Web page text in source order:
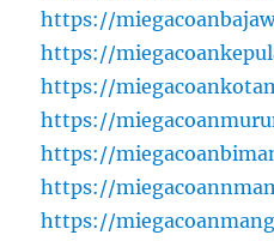
https://
https://
https://
https://
https://
https://
https://